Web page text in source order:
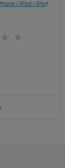
/ iPod / iPad